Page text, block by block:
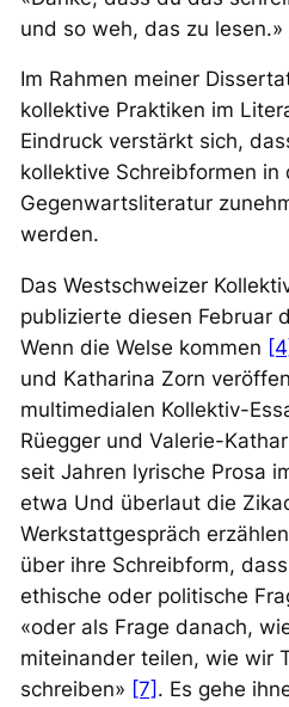
und so weh, das zu lesen.»
Im Rahmen meiner
kollektive Praktiken im
Eindruck verstärkt sich,
kollektive Schreibformen in
Gegenwartsliteratur
werden.
Das Westschweizer
publizierte diesen Februar
Wenn die Welse kommen
und Katharina Zorn
multimedialen Kollektiv-
Rüegger und Valerie-
seit Jahren lyrische Prosa
etwa Und überlaut die
Werkstattgespräch
über ihre Schreibform,
ethische oder politische
«oder als Frage danach,
miteinander teilen, wie wir
schreiben» [7] . Es gehe